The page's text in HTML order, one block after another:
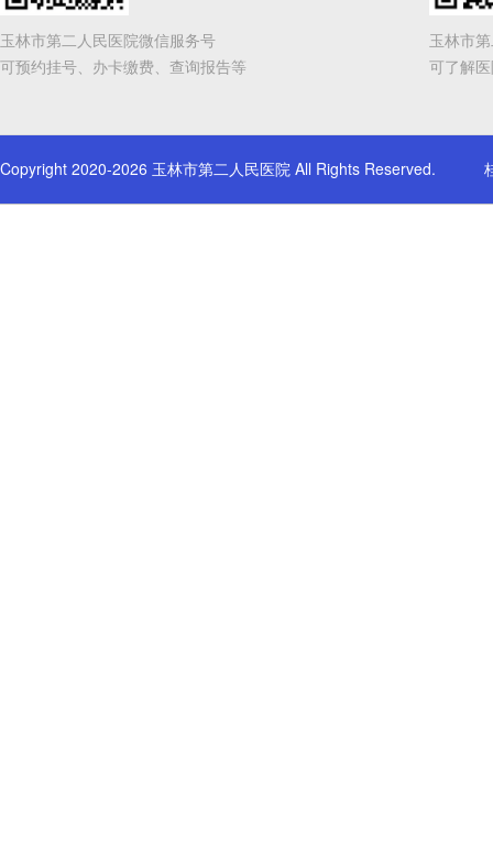
玉林市第二人民医院微信服务号
可预约挂号、办卡缴费、查询报告等
玉林市
可了解
Copyright 2020-2026 玉林市第二人民医院 All Rights Reserved.